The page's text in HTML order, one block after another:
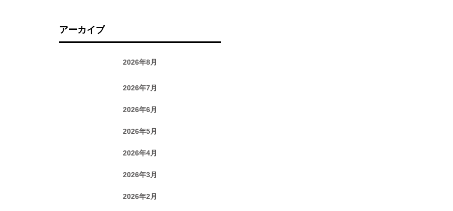
アーカイブ
2026年8月
2026年7月
2026年6月
2026年5月
2026年4月
2026年3月
2026年2月